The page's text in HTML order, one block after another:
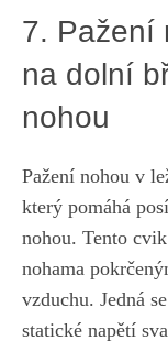
7. Pažení
‌na dolní
nohou
Pažení nohou v
který pomáhá
nohou. Tento
nohama
vzduchu. Jedná
statické napětí